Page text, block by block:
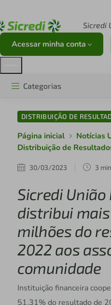
Sicredi
Acessar minha conta
Categorias
DISTRIBUIÇÃO DE
Página inicial
Notícias
Distribuição de
30/03/2023 3
Sicredi União
distribui mais
milhões do
2022 aos
comunidade
Instituição financeira
51,31% do resultado de